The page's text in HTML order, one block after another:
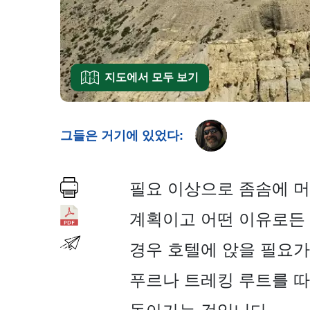
지도에서 모두 보기
그들은 거기에 있었다:
필요 이상으로 좀솜에
계획이고 어떤 이유로
경우 호텔에 앉을 필요
푸르나 트레킹 루트를